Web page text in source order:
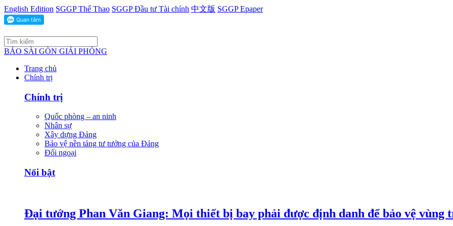
English Edition SGGP Thể Thao SGGP Đầu tư Tài chính 中文版 SGGP Epaper
BÁO SÀI GÒN GIẢI PHÓNG
Trang chủ
Chính trị
Chính trị
Quốc phòng – an ninh
Nhân sự
Xây dựng Đảng
Bảo vệ nền tảng tư tưởng của Đảng
Đối ngoại
Nổi bật
Đại tướng Phan Văn Giang: Mọi thiết bị bay phải được định danh để bảo vệ vùng